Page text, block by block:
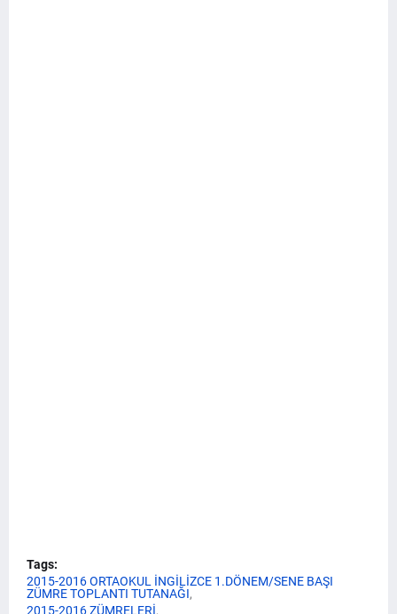
Tags:
2015-2016 ORTAOKUL İNGİLİZCE 1.DÖNEM/SENE BAŞI
ZÜMRE TOPLANTI TUTANAĞI
2015-2016 ZÜMRELERİ